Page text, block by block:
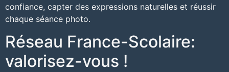
confiance, capter des expressions naturelles et réussir
chaque séance photo.
Réseau France-Scolaire:
valorisez-vous !